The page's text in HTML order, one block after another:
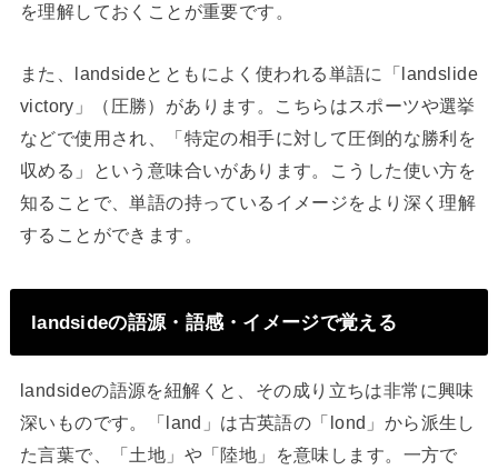
を理解しておくことが重要です。
また、landsideとともによく使われる単語に「landslide
victory」（圧勝）があります。こちらはスポーツや選挙
などで使用され、「特定の相手に対して圧倒的な勝利を
収める」という意味合いがあります。こうした使い方を
知ることで、単語の持っているイメージをより深く理解
することができます。
landsideの語源・語感・イメージで覚える
landsideの語源を紐解くと、その成り立ちは非常に興味
深いものです。「land」は古英語の「lond」から派生し
た言葉で、「土地」や「陸地」を意味します。一方で